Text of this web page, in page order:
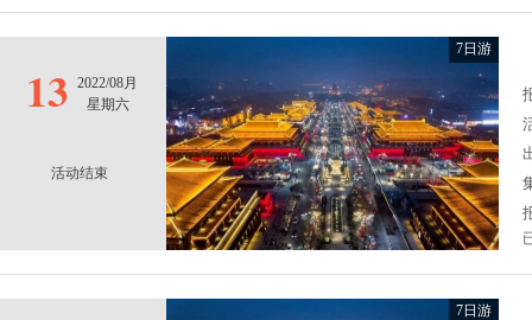
13 2022/08月
星期六
活动结束
7日游
7日游